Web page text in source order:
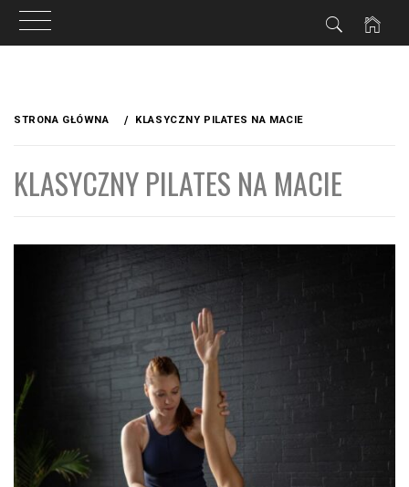
STRONA GŁÓWNA KLASYCZNY PILATES NA MACIE
KLASYCZNY PILATES NA MACIE